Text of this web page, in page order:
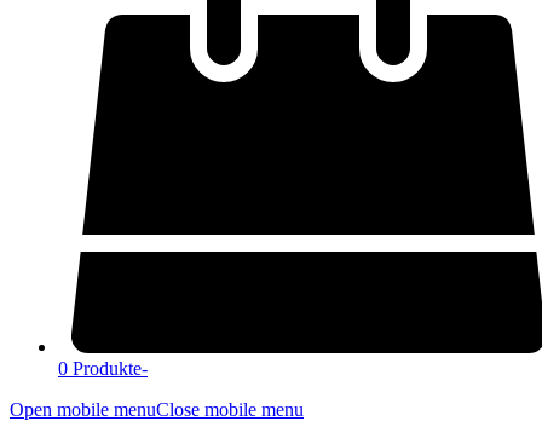
0 Produkte-
Open mobile menuClose mobile menu